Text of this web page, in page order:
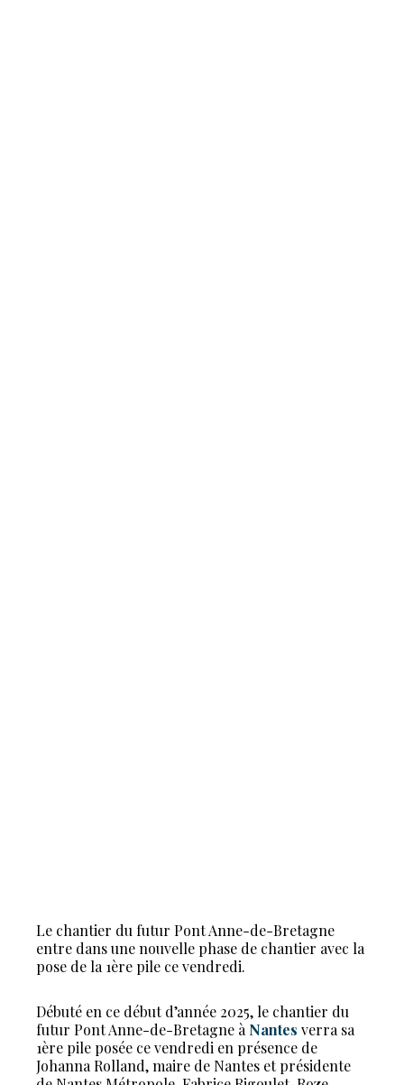
Le chantier du futur Pont Anne-de-Bretagne
entre dans une nouvelle phase de chantier avec la
pose de la 1ère pile ce vendredi.
Débuté en ce début d’année 2025, le chantier du
futur Pont Anne-de-Bretagne à Nantes verra sa
1ère pile posée ce vendredi en présence de
Johanna Rolland, maire de Nantes et présidente